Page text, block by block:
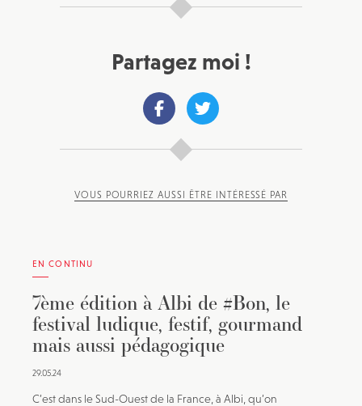
Partagez moi !
VOUS POURRIEZ AUSSI ÊTRE INTÉRESSÉ PAR
EN CONTINU
7ème édition à Albi de #Bon, le
festival ludique, festif, gourmand
mais aussi pédagogique
29.05.24
C’est dans le Sud-Ouest de la France, à Albi, qu’on